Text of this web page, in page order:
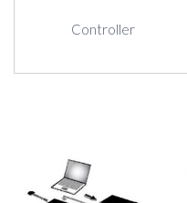
Controller